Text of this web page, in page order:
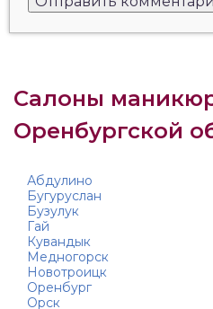
Салоны
Оренбургской
Абдулино
Бугуруслан
Бузулук
Гай
Кувандык
Медногорск
Новотроицк
Оренбург
Орск